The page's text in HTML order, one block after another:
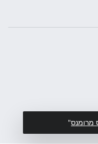
מרומנס"